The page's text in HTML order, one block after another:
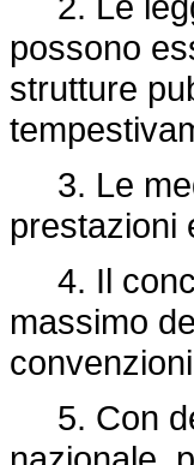
possono
strutture
3. Le
prestazioni
4. Il
massimo
5. Con